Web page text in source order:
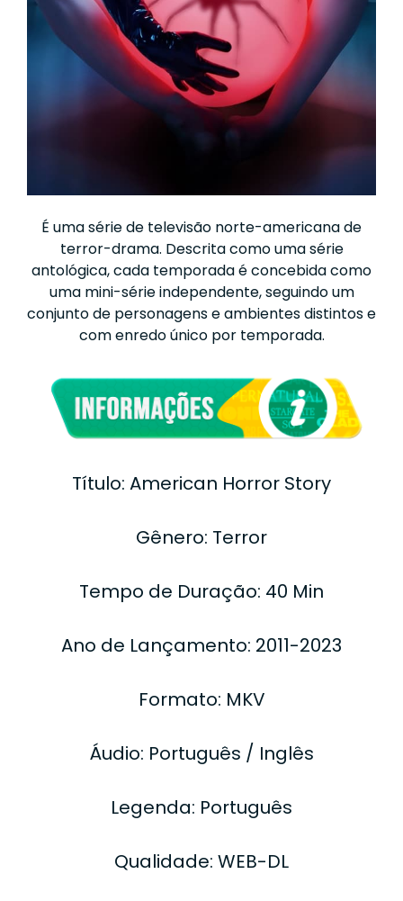
É uma série de televisão norte-americana de
terror-drama. Descrita como uma série
antológica, cada temporada é concebida como
uma mini-série independente, seguindo um
conjunto de personagens e ambientes distintos e
com enredo único por temporada.
Título: American Horror Story
Gênero: Terror
Tempo de Duração: 40 Min
Ano de Lançamento: 2011-2023
Formato: MKV
Áudio: Português / Inglês
Legenda: Português
Qualidade: WEB-DL